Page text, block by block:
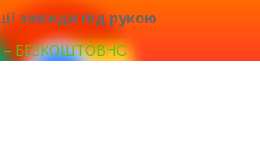
завжди під рукою
– БЕЗКОШТОВНО